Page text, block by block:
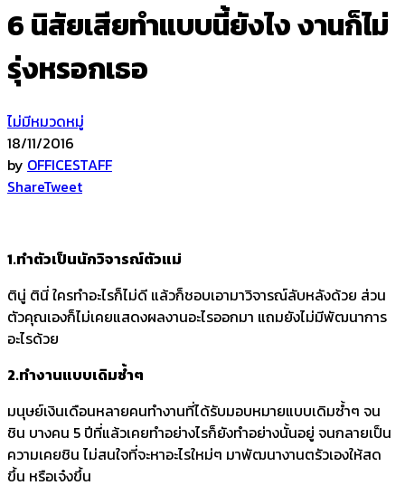
6 นิสัยเสียทำแบบนี้ยังไง งานก็ไม่
รุ่งหรอกเธอ
ไม่มีหมวดหมู่
18/11/2016
by OFFICESTAFF
ShareTweet
1.ทำตัวเป็นนักวิจารณ์ตัวแม่
ตินู่ ตินี่ ใครทำอะไรก็ไม่ดี แล้วก็ชอบเอามาวิจารณ์ลับหลังด้วย ส่วน
ตัวคุณเองก็ไม่เคยแสดงผลงานอะไรออกมา แถมยังไม่มีพัฒนาการ
อะไรด้วย
2.ทำงานแบบเดิมซ้ำๆ
มนุษย์เงินเดือนหลายคนทำงานที่ได้รับมอบหมายแบบเดิมซ้ำๆ จน
ชิน บางคน 5 ปีที่แล้วเคยทำอย่างไรก็ยังทำอย่างนั้นอยู่ จนกลายเป็น
ความเคยชิน ไม่สนใจที่จะหาอะไรใหม่ๆ มาพัฒนางานตรัวเองให้สด
ขึ้น หรือเจ๋งขึ้น